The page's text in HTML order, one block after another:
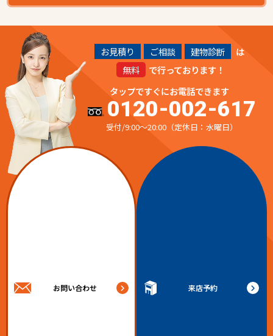
お見積り ご相談 建物診断
は
無料
で行っております！
タップですぐにお電話できます
0120-002-617
受付/9:00～20:00（定休日：水曜日）
お問い合わせ 来店予約